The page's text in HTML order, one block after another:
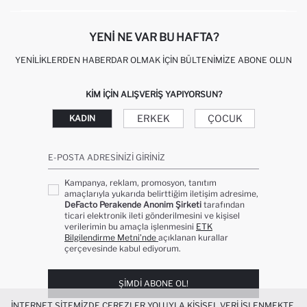
YENI NE VAR BU HAFTA?
YENILIKLERDEN HABERDAR OLMAK İÇIN BÜLTENIMIZE ABONE OLUN
KIM IÇIN ALIŞVERIŞ YAPIYORSUN?
KADIN ERKEK ÇOCUK
E-POSTA ADRESINIZI GIRINIZ
Kampanya, reklam, promosyon, tanıtım
amaçlarıyla yukarıda belirttiğim iletişim adresime,
DeFacto Perakende Anonim Şirketi tarafından
ticari elektronik ileti gönderilmesini ve kişisel
verilerimin bu amaçla işlenmesini ETK
Bilgilendirme Metni’nde açıklanan kurallar
çerçevesinde kabul ediyorum.
ŞIMDI ABONE OL!